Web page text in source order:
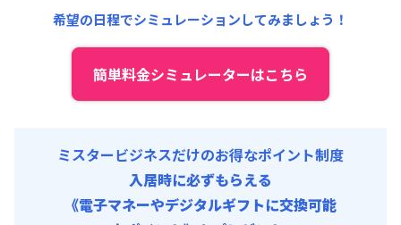
保証料 : 10,000円/回
寝具セット : 5,000円/回 (税抜)
その他費用 :
火災保険料: 1,000円/月
事務手数料 : 10,000円/回 (税抜)
希望の日程でシミュレーションしてみましょう！
簡単料金シミュレーターはこちら
ミスタービジネスだけのお得なポイント制度
入居時に必ずもらえる
《電子マネーやデジタルギフトに交換可能